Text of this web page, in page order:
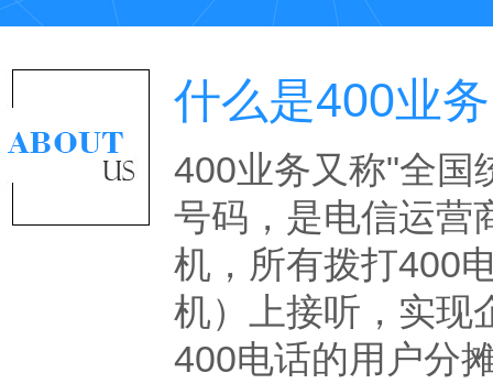
什么是400业
400业务又称"全国
号码，是电信运营
机，所有拨打400
机）上接听，实现
400电话的用户分